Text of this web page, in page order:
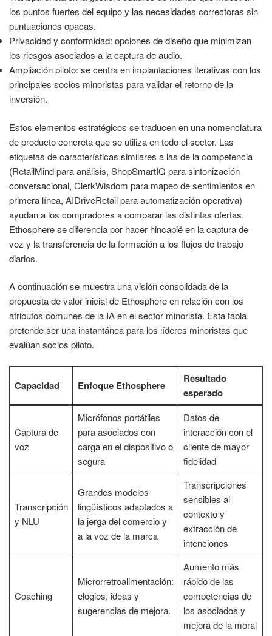
los puntos fuertes del equipo y las necesidades correctoras sin
puntuaciones opacas.
Privacidad y conformidad: opciones de diseño que minimizan
los riesgos asociados a la captura de audio.
Ampliación piloto: se centra en implantaciones iterativas con los
principales socios minoristas para validar el retorno de la
inversión.
Estos elementos estratégicos se traducen en una nomenclatura
de producto concreta que se utiliza en todo el sector. Las
etiquetas de características similares a las de la competencia
(RetailMind para análisis, ShopSmartIQ para sintonización
conversacional, ClerkWisdom para mapeo de sentimientos en
primera línea, AIDriveRetail para automatización operativa)
ayudan a los compradores a comparar las distintas ofertas.
Ethosphere se diferencia por hacer hincapié en la captura de
voz y la transferencia de la formación a los flujos de trabajo
diarios.
A continuación se muestra una visión consolidada de la
propuesta de valor inicial de Ethosphere en relación con los
atributos comunes de la IA en el sector minorista. Esta tabla
pretende ser una instantánea para los líderes minoristas que
evalúan socios piloto.
Capacidad Enfoque Ethosphere
Resultado
esperado
Captura de
voz
Micrófonos portátiles
para asociados con
carga en el dispositivo o
segura
Datos de
interacción con el
cliente de mayor
fidelidad
Transcripción
y NLU
Grandes modelos
lingüísticos adaptados a
la jerga del comercio y
a la voz de la marca
Transcripciones
sensibles al
contexto y
extracción de
intenciones
Coaching
Microrretroalimentación:
elogios, ideas y
sugerencias de mejora.
Aumento más
rápido de las
competencias de
los asociados y
mejora de la moral